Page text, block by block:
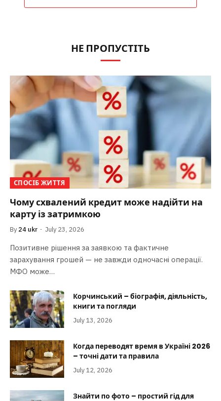
НЕ ПРОПУСТІТЬ
СПОСІБ ЖИТТЯ
Чому схвалений кредит може надійти на
карту із затримкою
By 24 ukr July 23, 2026
Позитивне рішення за заявкою та фактичне
зарахування грошей — не завжди одночасні операції.
МФО може…
Корчинський – біографія, діяльність,
книги та погляди
July 13, 2026
Когда переводят время в Україні 2026
– точні дати та правила
July 12, 2026
Знайти по фото – простий гід для